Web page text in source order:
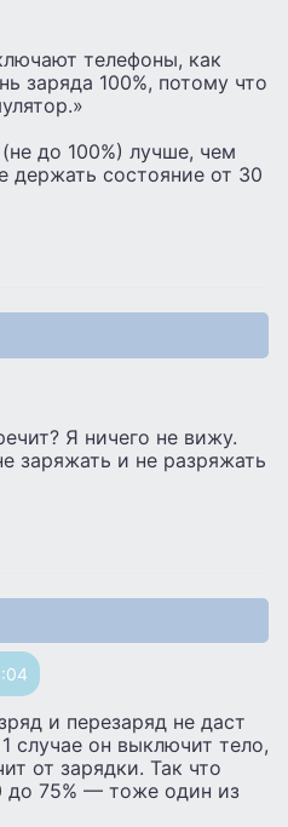
телефоны, как
заряда 100%, потому что
до 100%) лучше, чем
держать состояние от 30
Я ничего не вижу.
заряжать и не разряжать
и перезаряд не даст
случае он выключит тело,
от зарядки. Так что
до 75% — тоже один из